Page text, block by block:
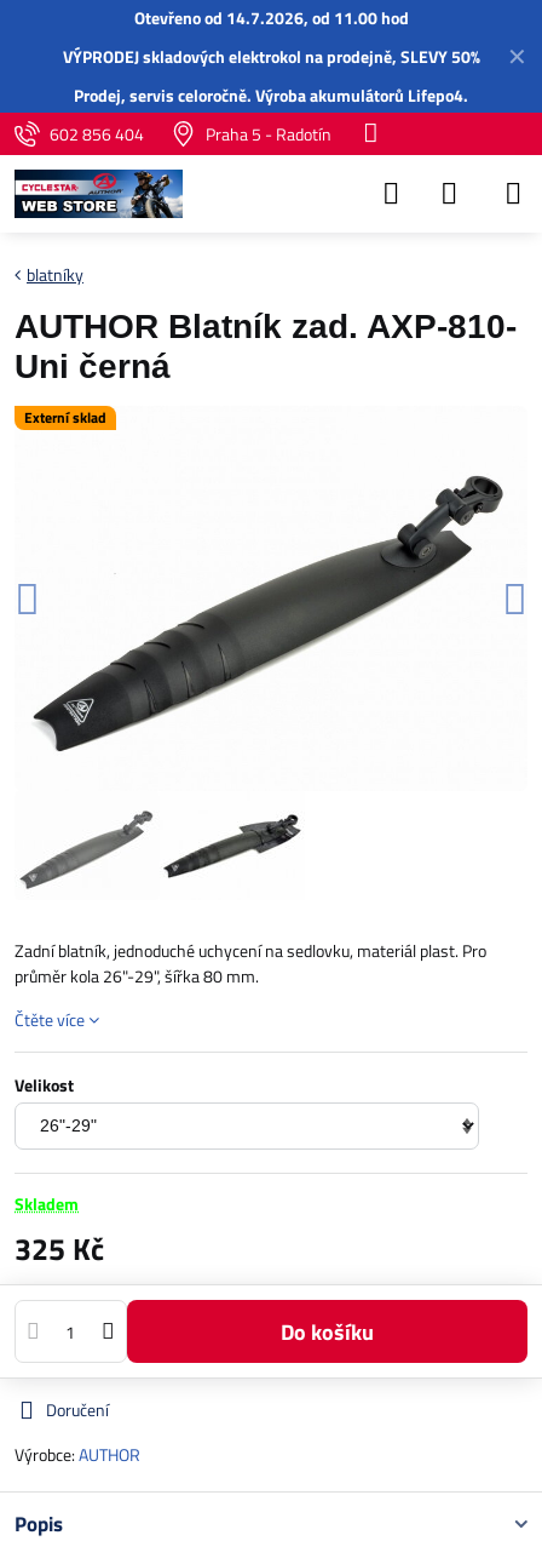
✕
Otevřeno od 14.7.2026, od 11.00 hod
VÝPRODEJ skladových elektrokol na prodejně, SLEVY 50%
Prodej,servisceloročně.Výroba akumulátorů Lifepo4.
602 856 404
Praha 5 - Radotín
Externí sklad
blatníky
AUTHOR Blatník zad. AXP-810-
Uni černá
Zadní blatník, jednoduché uchycení na sedlovku, materiál plast. Pro
průměr kola 26"-29", šířka 80 mm.
Čtěte více
Velikost
Skladem
325 Kč
Do košíku
Doručení
Výrobce:AUTHOR
Popis